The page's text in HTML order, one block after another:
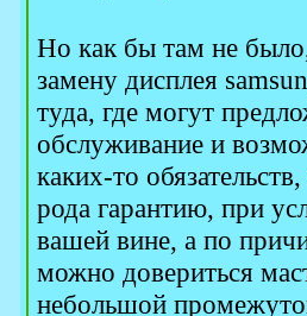
Но как бы там не
замену дисплея
туда, где могут
обслуживание и
каких-то
рода гарантию, при
вашей вине, а по
можно довериться
небольшой